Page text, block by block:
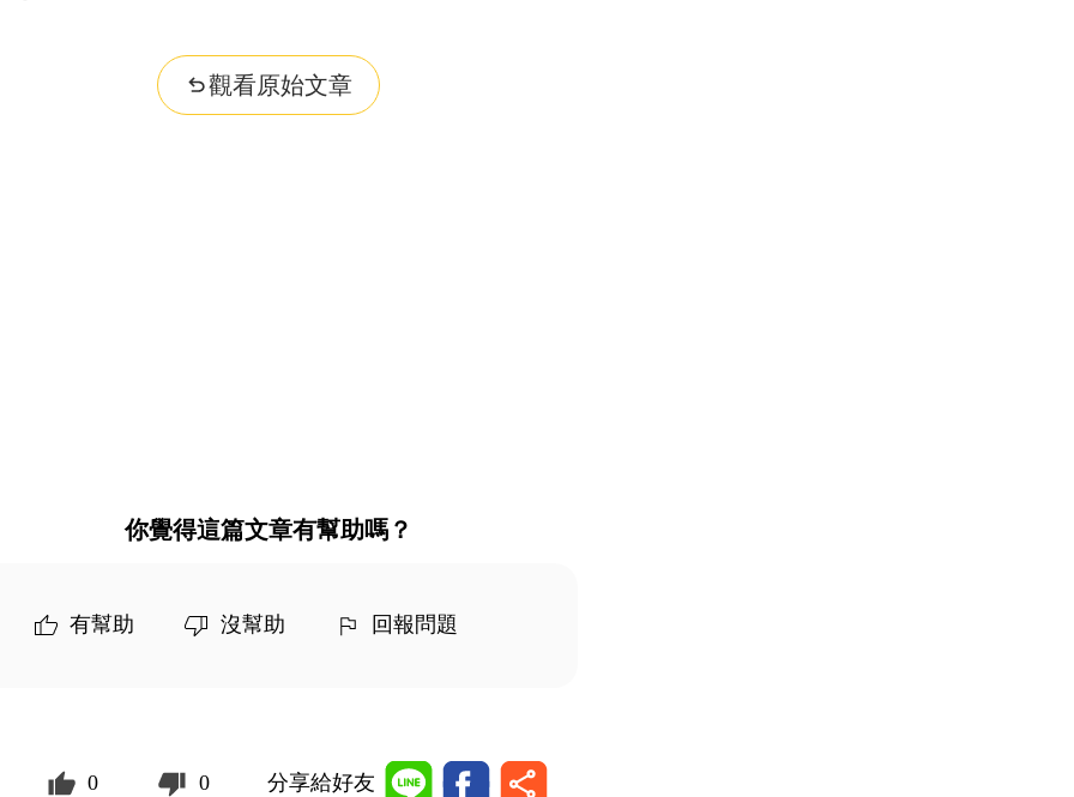
觀看原始文章
你覺得這篇文章有幫助嗎？
有幫助 沒幫助 回報問題
0 0 分享給好友